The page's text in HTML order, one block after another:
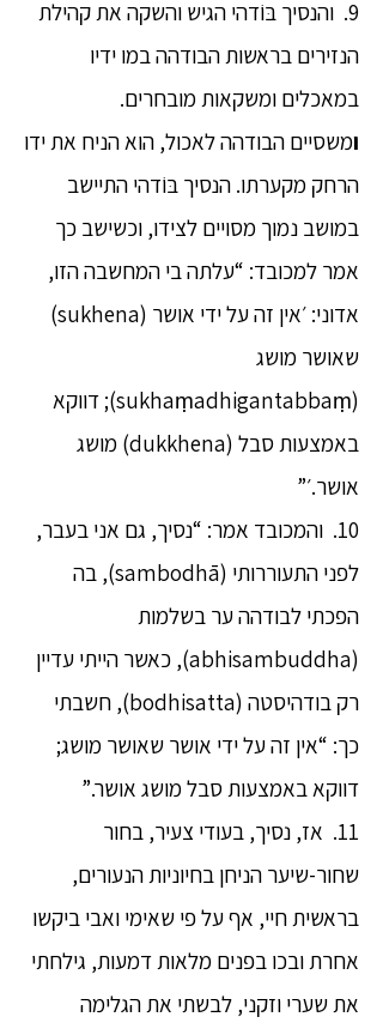
9. והנסיך בּוֹדהי הגיש והשקה את קהילת
הנזירים בראשות הבודהה במו ידיו
במאכלים ומשקאות מובחרים.
ומשסיים הבודהה לאכול, הוא הניח את ידו
הרחק מקערתו. הנסיך בּוֹדהי התיישב
במושב נמוך מסויים לצידו, וכשישב כך
אמר למכובד: “עלתה בי המחשבה הזו,
אדוני: ׳אין זה על ידי אושר (sukhena)
שאושר מושג
(sukhaṃadhigantabbaṃ); דווקא
באמצעות סבל (dukkhena) מושג
אושר.׳”
10. והמכובד אמר: “נסיך, גם אני בעבר,
לפני התעוררותי (sambodhā), בה
הפכתי לבודהה ער בשלמות
(abhisambuddha), כאשר הייתי עדיין
רק בודהיסטה (bodhisatta), חשבתי
כך: “אין זה על ידי אושר שאושר מושג;
דווקא באמצעות סבל מושג אושר.”
11. אז, נסיך, בעודי צעיר, בחור
שחור-שיער הניחן בחיוניות הנעורים,
בראשית חיי, אף על פי שאימי ואבי ביקשו
אחרת ובכו בפנים מלאות דמעות, גילחתי
את שערי וזקני, לבשתי את הגלימה